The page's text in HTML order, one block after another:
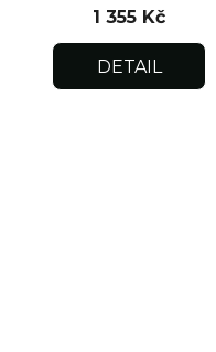
1 355 Kč
DETAIL